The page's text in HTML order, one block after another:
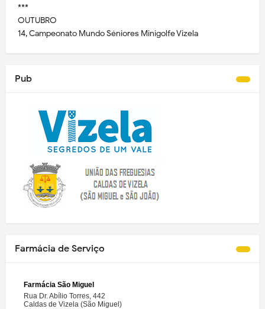
***
OUTUBRO
14, Campeonato Mundo Séniores Minigolfe Vizela
Pub
Farmácia de Serviço